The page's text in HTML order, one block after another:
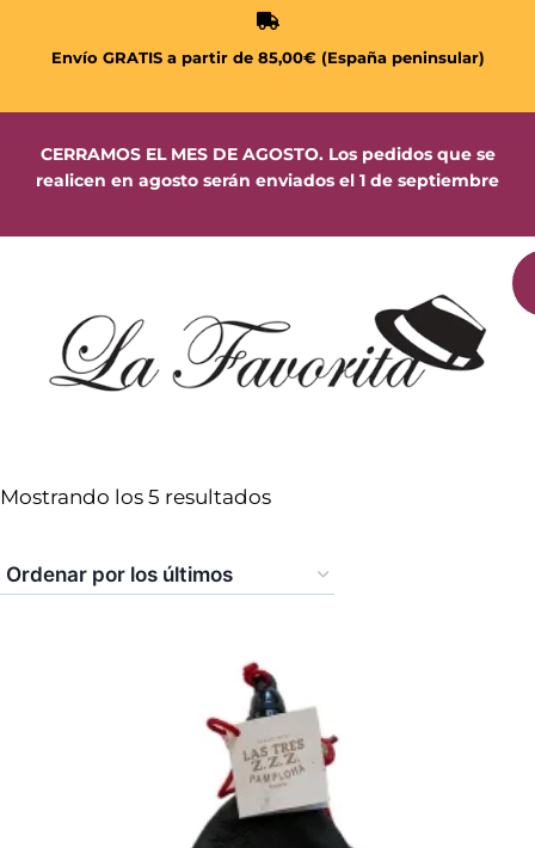
Envío GRATIS a partir de 85,00€ (España peninsular)
CERRAMOS EL MES DE AGOSTO. Los pedidos que se
realicen en agosto serán enviados el 1 de septiembre
Mostrando los 5 resultados